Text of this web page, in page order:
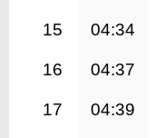
15 04:34
16 04:37
17 04:39